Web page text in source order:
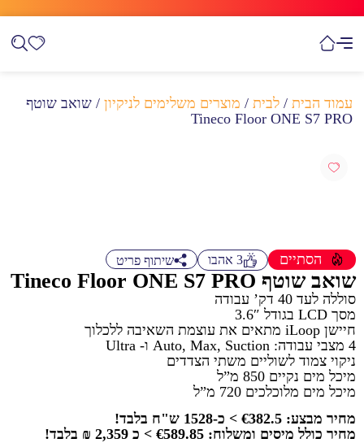
עמוד הבית / לבית / מוצרים משלימים לניקיון / שואב שוטף
Tineco Floor ONE S7 PRO
הסתיים 3 אהבו שיתוף פריט
שואב שוטף Tineco Floor ONE S7 PRO
סוללה לעד 40 דק’ עבודה
מסך LCD בגודל 3.6″
חיישן iLoop מתאים את עוצמת השאיבה ללכלוך
4 מצבי עבודה: Auto, Max, Suction ו- Ultra
ניקוי צמוד לשוליים משתי הצדדים
מיכל מים נקיים 850 מ”ל
מיכל מים מלוכלכים 720 מ”ל
מחיר מבצע: €382.5 > כ-1528 ש"ח בלבד!
מחיר כולל מיסים ומשלוח: €589.85 > כ 2,359 ₪ בלבד!